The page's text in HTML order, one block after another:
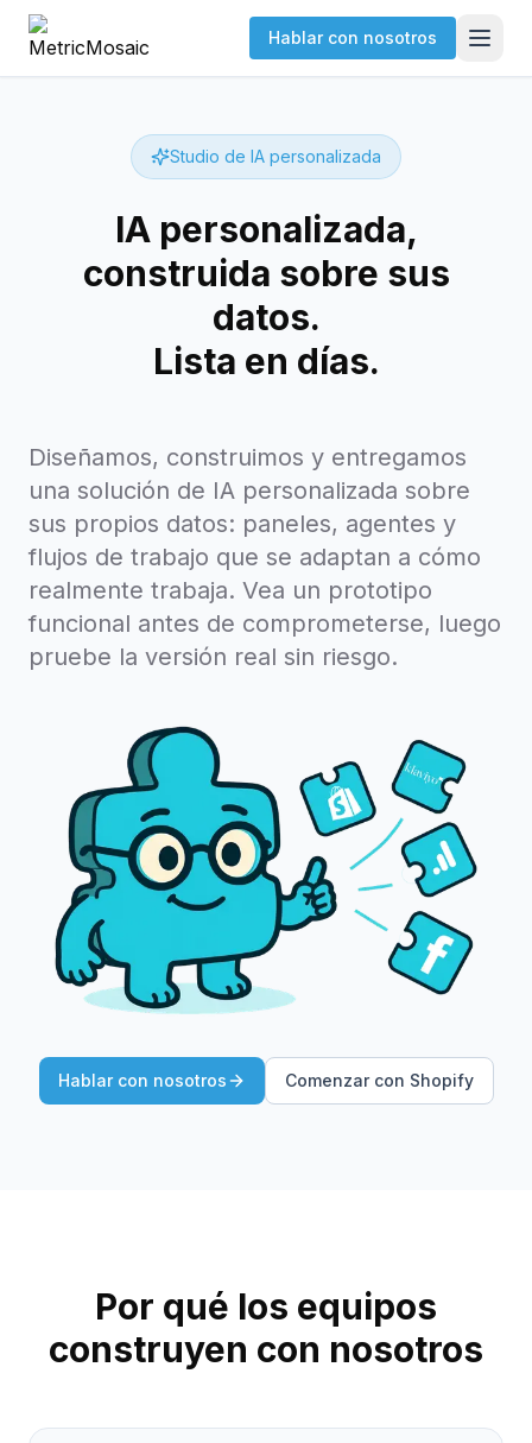
Hablar con nosotros
Studio de IA personalizada
IA personalizada,
construida sobre sus
datos.
Lista en días.
Diseñamos, construimos y entregamos
una solución de IA personalizada sobre
sus propios datos: paneles, agentes y
flujos de trabajo que se adaptan a cómo
realmente trabaja. Vea un prototipo
funcional antes de comprometerse, luego
pruebe la versión real sin riesgo.
Hablar con nosotros Comenzar con Shopify
Por qué los equipos
construyen con nosotros